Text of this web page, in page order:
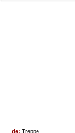
de:Treppe